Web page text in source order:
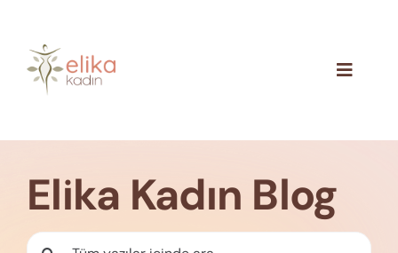
content
Toggle
İletişim
Elika Kadın Blog
Ara: